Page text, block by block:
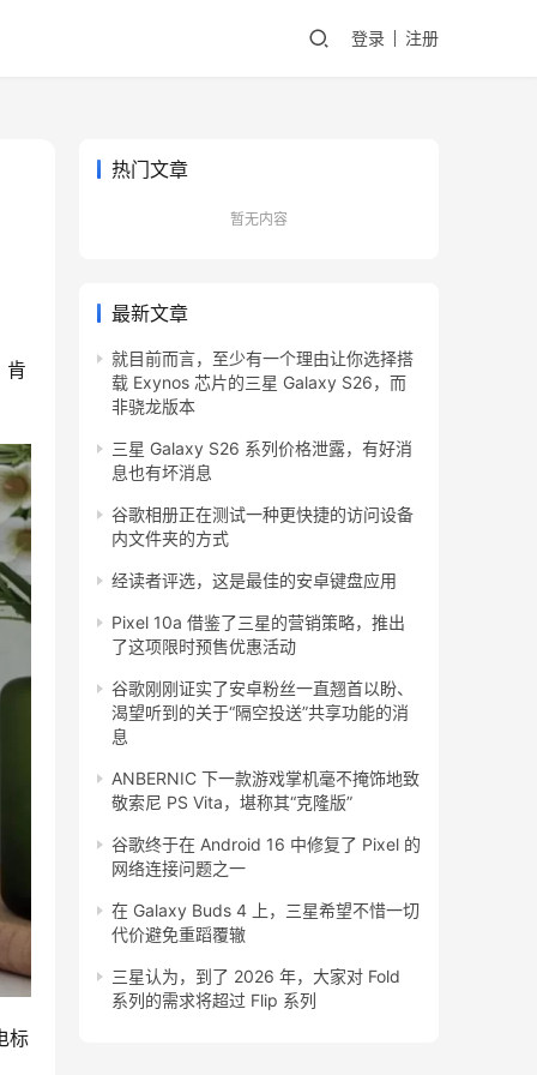
登录 注册
肯
标
热门文章
暂无内容
最新文章
就目前而言，至少有一个理由让你选择搭
载 Exynos 芯片的三星 Galaxy S26，而
非骁龙版本
三星 Galaxy S26 系列价格泄露，有好消
息也有坏消息
谷歌相册正在测试一种更快捷的访问设备
内文件夹的方式
经读者评选，这是最佳的安卓键盘应用
Pixel 10a 借鉴了三星的营销策略，推出
了这项限时预售优惠活动
谷歌刚刚证实了安卓粉丝一直翘首以盼、
渴望听到的关于“隔空投送”共享功能的消
息
ANBERNIC 下一款游戏掌机毫不掩饰地致
敬索尼 PS Vita，堪称其“克隆版”
谷歌终于在 Android 16 中修复了 Pixel 的
网络连接问题之一
在 Galaxy Buds 4 上，三星希望不惜一切
代价避免重蹈覆辙
三星认为，到了 2026 年，大家对 Fold
系列的需求将超过 Flip 系列